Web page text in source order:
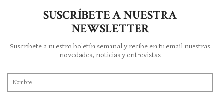
SUSCRÍBETE A NUESTRA
NEWSLETTER
Suscríbete a nuestro boletín semanal y recibe en tu email nuestras
novedades, noticias y entrevistas